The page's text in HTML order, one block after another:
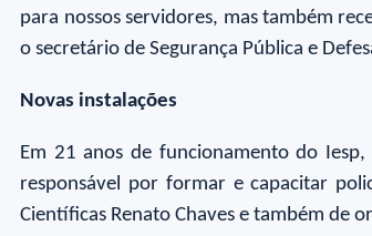
para nossos servidores, mas também
o secretário de Segurança Pública e
Novas instalações
Em 21 anos de funcionamento do
responsável por formar e capacitar
Científicas Renato Chaves e também de